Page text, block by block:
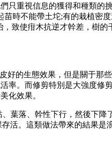
重視信息的獲得和種類的
時不能帶土坨;有的栽植密
致使疳木抗逆才幹差，樹
的生態效果，但是關于那
。而修剪特別是大強度修
化效果。
葉落、幹性下行，然後下降
活。這類做法帶來的結果